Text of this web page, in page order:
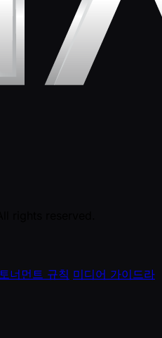
토너먼트 규칙 미디어 가이드라